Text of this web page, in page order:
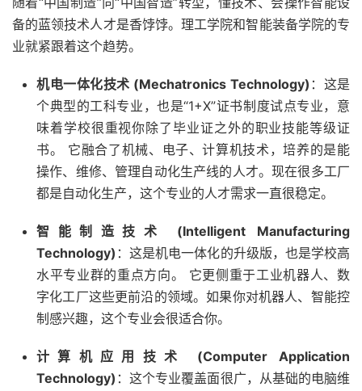
备的蓝领技术人才是香饽饽。理工学院和智能装备学院的专
业就紧跟着这个趋势。
机电一体化技术 (Mechatronics Technology) ：这是
个典型的工科专业，也是“1+X”证书制度试点专业，意
味着学校很重视你除了毕业证之外的职业技能等级证
书。 它融合了机械、电子、计算机技术，培养的是能
操作、维修、管理自动化生产线的人才。现在很多工厂
都是自动化生产，这个专业的人才需求一直很稳定。
智能制造技术 (Intelligent Manufacturing
Technology) ：这是机电一体化的升级版，也是学校高
水平专业群的重点方向。 它更侧重于工业机器人、数
字化工厂这些更前沿的领域。如果你对机器人、智能控
制感兴趣，这个专业会很适合你。
计算机应用技术 (Computer Application
Technology) ：这个专业覆盖面很广，从基础的电脑维